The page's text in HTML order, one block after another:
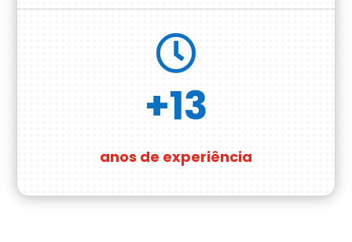

+13
anos de experiência